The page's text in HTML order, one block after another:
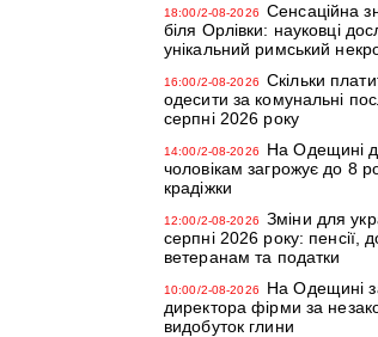
18:00/2-08-2026
Сенсаційна
біля Орлівки: науковці
унікальний римський
16:00/2-08-2026
Скільки
одесити за комунальні
серпні 2026 року
14:00/2-08-2026
На Одещині
чоловікам загрожує до 8
крадіжки
12:00/2-08-2026
Зміни для
серпні 2026 року: пенсії,
ветеранам та податки
10:00/2-08-2026
На Одещині
директора фірми за
видобуток глини